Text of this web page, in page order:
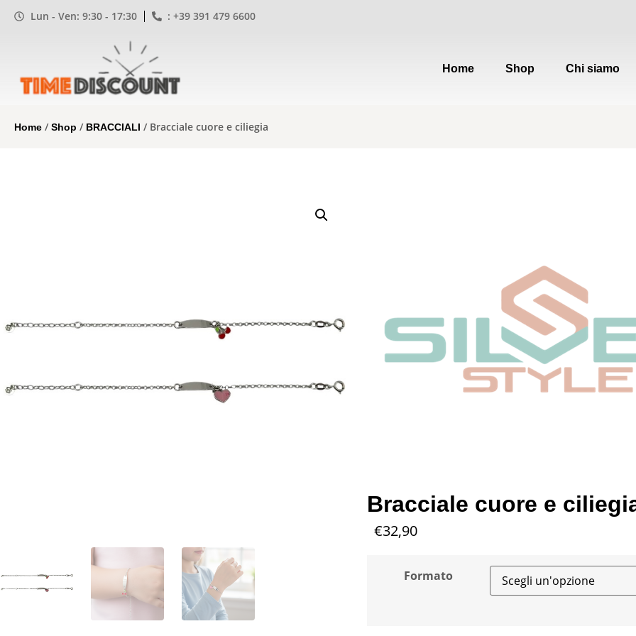
Lun - Ven: 9:30 - 17:30 : +39 391 479 6600
Home Shop Chi siamo
Home /Shop / BRACCIALI / Bracciale cuore e ciliegia
Bracciale cuore e
€32,90
Formato